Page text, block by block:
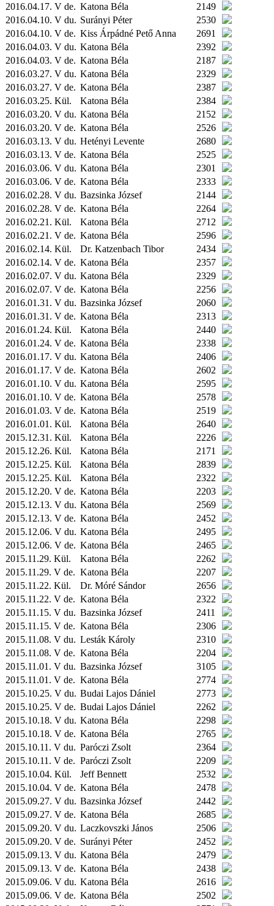
2016.04.17. V de. Katona Béla
2149
2016.04.10. V du. Surányi Péter
2530
2016.04.10. V de. Kiss Árpádné Pető Anna
2691
2016.04.03. V du. Katona Béla
2392
2016.04.03. V de. Katona Béla
2187
2016.03.27. V du. Katona Béla
2329
2016.03.27. V de. Katona Béla
2387
2016.03.25. Kül. Katona Béla
2384
2016.03.20. V du. Katona Béla
2152
2016.03.20. V de. Katona Béla
2526
2016.03.13. V du. Hetényi Levente
2680
2016.03.13. V de. Katona Béla
2525
2016.03.06. V du. Katona Béla
2301
2016.03.06. V de. Katona Béla
2333
2016.02.28. V du. Bazsinka József
2144
2016.02.28. V de. Katona Béla
2264
2016.02.21. Kül. Katona Béla
2712
2016.02.21. V de. Katona Béla
2596
2016.02.14. Kül. Dr. Katzenbach Tibor
2434
2016.02.14. V de. Katona Béla
2357
2016.02.07. V du. Katona Béla
2329
2016.02.07. V de. Katona Béla
2256
2016.01.31. V du. Bazsinka József
2060
2016.01.31. V de. Katona Béla
2313
2016.01.24. Kül. Katona Béla
2440
2016.01.24. V de. Katona Béla
2338
2016.01.17. V du. Katona Béla
2406
2016.01.17. V de. Katona Béla
2602
2016.01.10. V du. Katona Béla
2595
2016.01.10. V de. Katona Béla
2578
2016.01.03. V de. Katona Béla
2519
2016.01.01. Kül. Katona Béla
2640
2015.12.31. Kül. Katona Béla
2226
2015.12.26. Kül. Katona Béla
2171
2015.12.25. Kül. Katona Béla
2839
2015.12.25. Kül. Katona Béla
2322
2015.12.20. V de. Katona Béla
2203
2015.12.13. V du. Katona Béla
2569
2015.12.13. V de. Katona Béla
2452
2015.12.06. V du. Katona Béla
2495
2015.12.06. V de. Katona Béla
2465
2015.11.29. Kül. Katona Béla
2262
2015.11.29. V de. Katona Béla
2207
2015.11.22. Kül. Dr. Móré Sándor
2656
2015.11.22. V de. Katona Béla
2322
2015.11.15. V du. Bazsinka József
2411
2015.11.15. V de. Katona Béla
2306
2015.11.08. V du. Lesták Károly
2310
2015.11.08. V de. Katona Béla
2204
2015.11.01. V du. Bazsinka József
3105
2015.11.01. V de. Katona Béla
2774
2015.10.25. V du. Budai Lajos Dániel
2773
2015.10.25. V de. Budai Lajos Dániel
2262
2015.10.18. V du. Katona Béla
2298
2015.10.18. V de. Katona Béla
2765
2015.10.11. V du. Paróczi Zsolt
2364
2015.10.11. V de. Paróczi Zsolt
2209
2015.10.04. Kül. Jeff Bennett
2532
2015.10.04. V de. Katona Béla
2478
2015.09.27. V du. Bazsinka József
2442
2015.09.27. V de. Katona Béla
2685
2015.09.20. V du. Laczkovszki János
2506
2015.09.20. V de. Surányi Péter
2452
2015.09.13. V du. Katona Béla
2479
2015.09.13. V de. Katona Béla
2438
2015.09.06. V du. Katona Béla
2616
2015.09.06. V de. Katona Béla
2502